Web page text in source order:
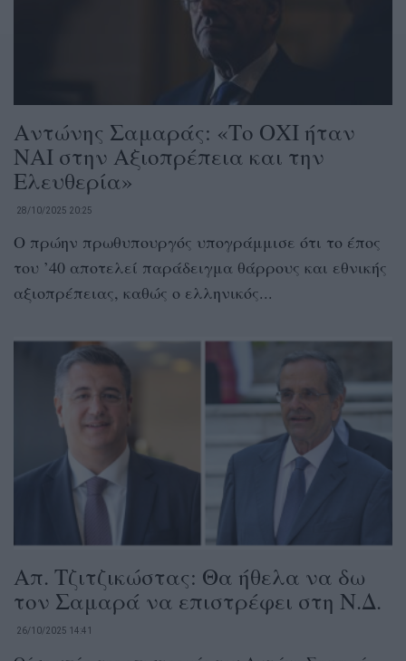
Αντώνης Σαμαράς: «Το ΟΧΙ ήταν
ΝΑΙ στην Αξιοπρέπεια και την
Ελευθερία»
28/10/2025 20:25
Ο πρώην πρωθυπουργός υπογράμμισε ότι το έπος
του ’40 αποτελεί παράδειγμα θάρρους και εθνικής
αξιοπρέπειας, καθώς ο ελληνικός...
Απ. Τζιτζικώστας: Θα ήθελα να δω
τον Σαμαρά να επιστρέφει στη Ν.Δ.
26/10/2025 14:41